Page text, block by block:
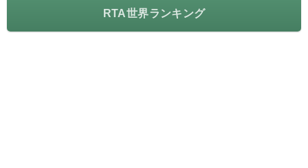
RTA世界ランキング